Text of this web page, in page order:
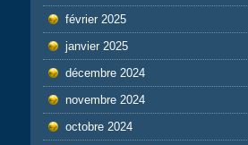
février 2025
janvier 2025
décembre 2024
novembre 2024
octobre 2024